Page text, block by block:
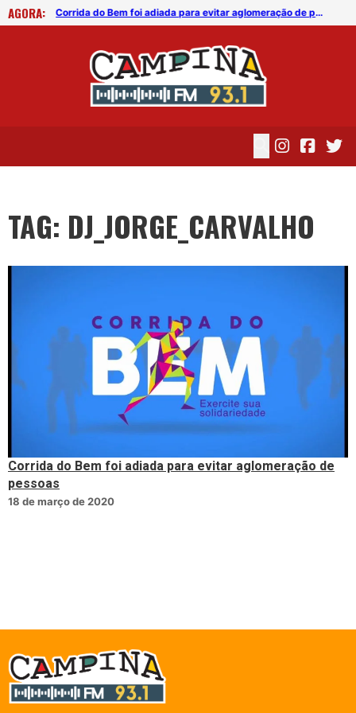
AGORA:
Corrida do Bem foi adiada para evitar aglomeração de pessoas Corrida do Bem foi adiada para evitar aglomeração de pessoas
TAG: DJ_JORGE_CARVALHO
Corrida do Bem foi adiada para evitar aglomeração de
pessoas
18 de março de 2020